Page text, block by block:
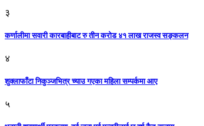
३
कर्णालीमा सवारी कारबाहीबाट रु तीन करोड ४१ लाख राजस्व सङ्कलन
४
शुक्लाफाँटा निकुञ्जभित्र च्याउ गएका महिला सम्पर्कमा आए
५